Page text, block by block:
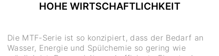
HOHE WIRTSCHAFTLICHKEIT
Die MTF-Serie ist so konzipiert, dass der Bedarf an
Wasser, Energie und Spülchemie so gering wie